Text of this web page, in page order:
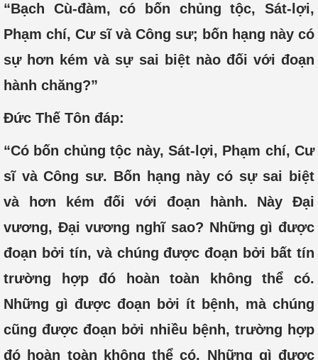
“Bạch Cù-đàm, có bốn chủng tộc, Sát-lợi,
Phạm chí, Cư sĩ và Công sư; bốn hạng này có
sự hơn kém và sự sai biệt nào đối với đoạn
hành chăng?”
Đức Thế Tôn đáp:
“Có bốn chủng tộc này, Sát-lợi, Phạm chí, Cư
sĩ và Công sư. Bốn hạng này có sự sai biệt
và hơn kém đối với đoạn hành. Này Đại
vương, Đại vương nghĩ sao? Những gì được
đoạn bởi tín, và chúng được đoạn bởi bất tín
trường hợp đó hoàn toàn không thể có.
Những gì được đoạn bởi ít bệnh, mà chúng
cũng được đoạn bởi nhiều bệnh, trường hợp
đó hoàn toàn không thể có. Những gì được